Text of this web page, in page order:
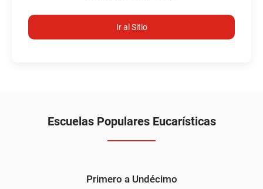
Ir al Sitio
Escuelas Populares Eucarísticas
Primero a Undécimo